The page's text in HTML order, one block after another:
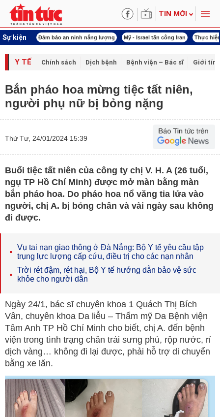
TIN MỚI
Sự kiện
khóa XVI Đảm bảo an ninh năng lượng Mỹ - Israel tấn công Iran Thực
Y TẾ Chính sách Dịch bệnh Bệnh viện – Bác sĩ Giới tính
Bắn pháo hoa mừng tiệc tất niên,
người phụ nữ bị bỏng nặng
Thứ Tư, 24/01/2024 15:39
Buổi tiệc tất niên của công ty chị V. H. A (26 tuổi,
ngụ TP Hồ Chí Minh) được mở màn bằng màn
bắn pháo hoa. Do pháo hoa nổ văng tia lửa vào
người, chị A. bị bỏng chân và vài ngày sau không
đi được.
Vụ tai nạn giao thông ở Đà Nẵng: Bộ Y tế yêu cầu tập
trụng lực lượng cấp cứu, điều trị cho các nạn nhân
Trời rét đậm, rét hại, Bộ Y tế hướng dẫn bảo vệ sức
khỏe cho người dân
Ngày 24/1, bác sĩ chuyên khoa 1 Quách Thị Bích
Vân, chuyên khoa Da liễu – Thẩm mỹ Da Bệnh viện
Tâm Anh TP Hồ Chí Minh cho biết, chị A. đến bệnh
viện trong tình trạng chân trái sưng phù, rộp nước, rỉ
dịch vàng… không đi lại được, phải hỗ trợ di chuyển
bằng xe lăn.